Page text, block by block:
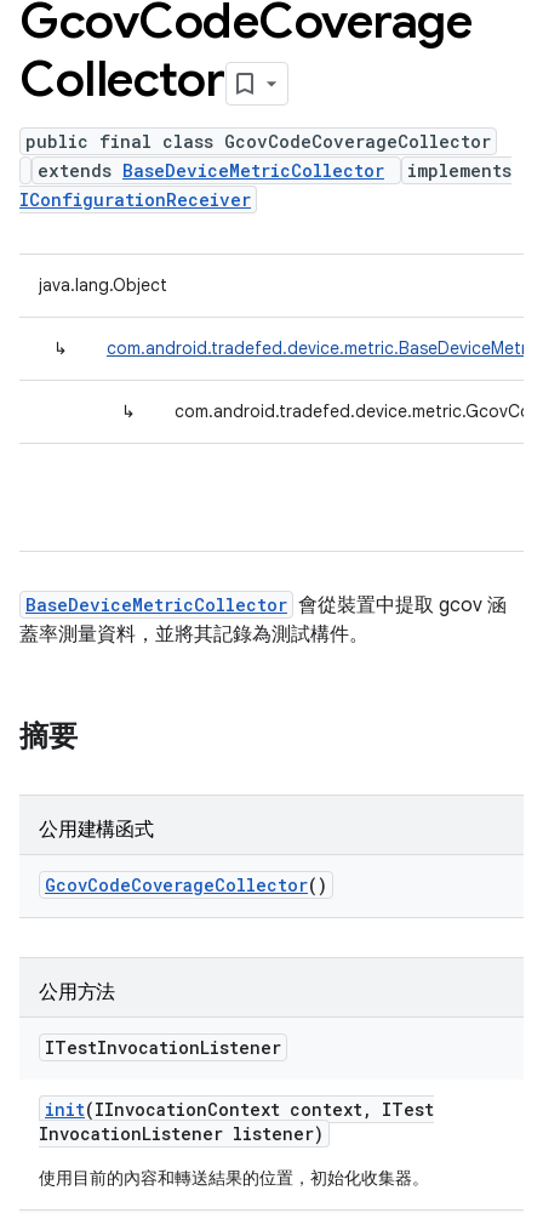
GcovCodeCoverage
Collector
public final class GcovCodeCoverageCollector
extends BaseDeviceMetricCollector
implements
IConfigurationReceiver
java.lang.Object
↳
↳
BaseDeviceMetricCollector 會從裝置中提取 gcov 涵
蓋率測量資料，並將其記錄為測試構件。
摘要
公用建構函式
GcovCodeCoverageCollector()
公用方法
ITestInvocationListener
init(IInvocationContext context,
ITest
InvocationListener listener)
使用目前的內容和轉送結果的位置，初始化收集器。